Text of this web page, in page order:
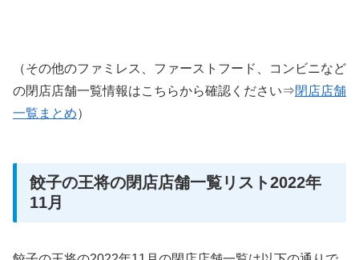
（その他のファミレス、ファーストフード、コンビニなど
の閉店店舗一覧情報はこちらから確認ください⇒閉店店舗
一覧まとめ）
餃子の王将の閉店店舗一覧リスト2022年
11月